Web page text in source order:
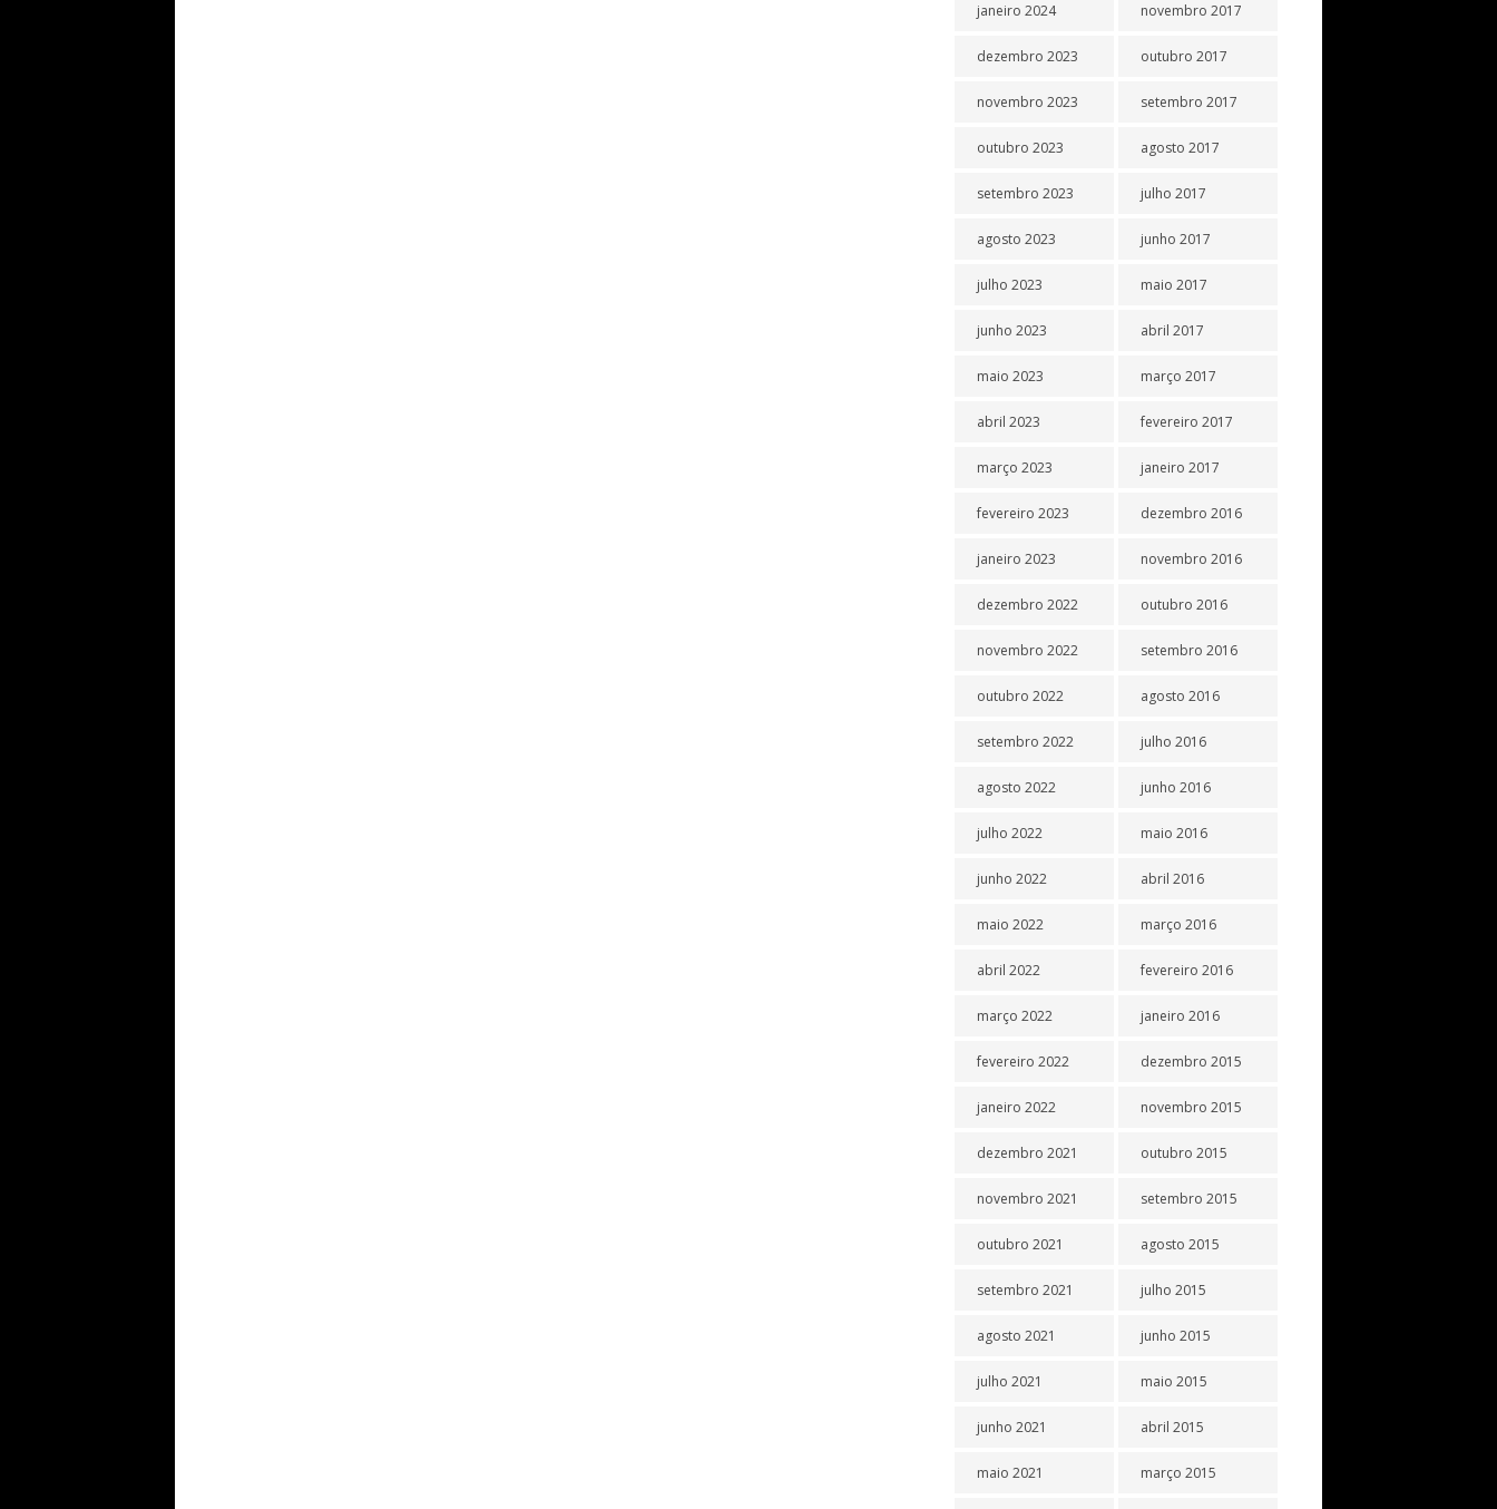
janeiro 2024
dezembro 2023
novembro 2023
outubro 2023
setembro 2023
agosto 2023
julho 2023
junho 2023
maio 2023
abril 2023
março 2023
fevereiro 2023
janeiro 2023
dezembro 2022
novembro 2022
outubro 2022
setembro 2022
agosto 2022
julho 2022
junho 2022
maio 2022
abril 2022
março 2022
fevereiro 2022
janeiro 2022
dezembro 2021
novembro 2021
outubro 2021
setembro 2021
agosto 2021
julho 2021
junho 2021
maio 2021
novembro 2017
outubro 2017
setembro 2017
agosto 2017
julho 2017
junho 2017
maio 2017
abril 2017
março 2017
fevereiro 2017
janeiro 2017
dezembro 2016
novembro 2016
outubro 2016
setembro 2016
agosto 2016
julho 2016
junho 2016
maio 2016
abril 2016
março 2016
fevereiro 2016
janeiro 2016
dezembro 2015
novembro 2015
outubro 2015
setembro 2015
agosto 2015
julho 2015
junho 2015
maio 2015
abril 2015
março 2015